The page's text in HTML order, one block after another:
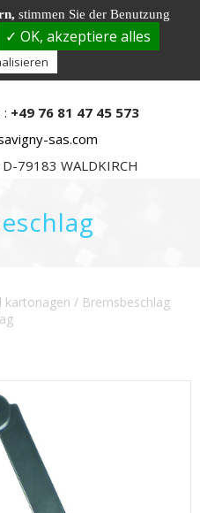
+49 76 81 47 45 573
sas.com
79183 WALDKIRCH
kartonagen / Bremsbeschlag
stimmen Sie der Benutzung
✓ OK, akzeptiere alles